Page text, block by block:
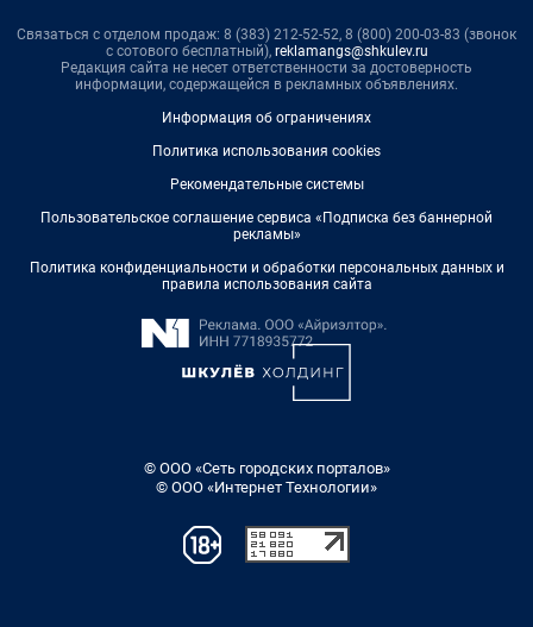
Связаться с отделом продаж: 8 (383) 212-52-52, 8 (800) 200-03-83 (звонок
с сотового бесплатный), reklamangs@shkulev.ru
Редакция сайта не несет ответственности за достоверность
информации, содержащейся в рекламных объявлениях.
Информация об ограничениях
Политика использования cookies
Рекомендательные системы
Пользовательское соглашение сервиса «Подписка без баннерной
рекламы»
Политика конфиденциальности и обработки персональных данных и
правила использования сайта
© ООО «Сеть городских порталов»
© ООО «Интернет Технологии»